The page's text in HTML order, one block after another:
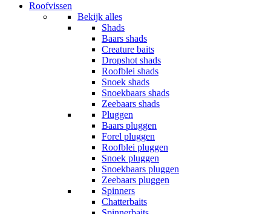
Roofvissen
Bekijk alles
Shads
Baars shads
Creature baits
Dropshot shads
Roofblei shads
Snoek shads
Snoekbaars shads
Zeebaars shads
Pluggen
Baars pluggen
Forel pluggen
Roofblei pluggen
Snoek pluggen
Snoekbaars pluggen
Zeebaars pluggen
Spinners
Chatterbaits